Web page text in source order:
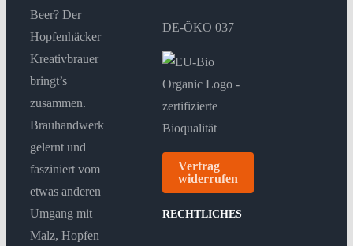
Beer? Der
Hopfenhäcker
Kreativbrauer
bringt’s
zusammen.
Brauhandwerk
gelernt und
fasziniert vom
etwas anderen
Umgang mit
Malz, Hopfen
DE-ÖKO 037
Vertrag
widerrufen
RECHTLICHES